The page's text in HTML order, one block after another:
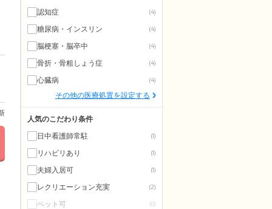
認知症
(4)
糖尿病・インスリン (4)
脳梗塞・脳卒中 (4)
骨折・骨粗しょう症 (4)
心臓病 (4)
その他の医療処置を設定する
人気のこだわり条件
日中看護師常駐
(1)
リハビリあり (1)
夫婦入居可 (1)
レクリエーション充実 (2)
ペット可 (0)